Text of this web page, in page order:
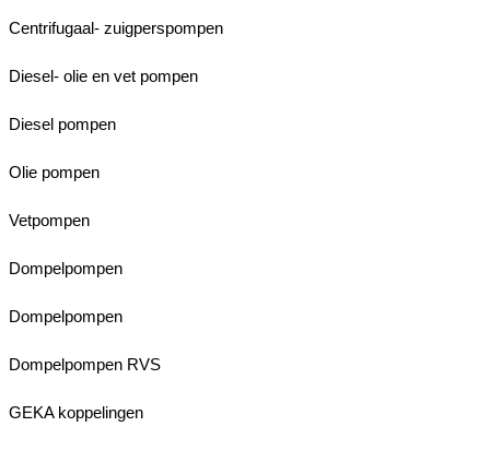
Centrifugaal- zuigperspompen
Diesel- olie en vet pompen
Diesel pompen
Olie pompen
Vetpompen
Dompelpompen
Dompelpompen
Dompelpompen RVS
GEKA koppelingen